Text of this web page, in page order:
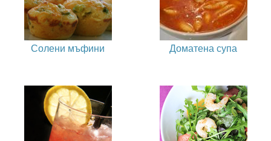
Солени мъфини Доматена супа